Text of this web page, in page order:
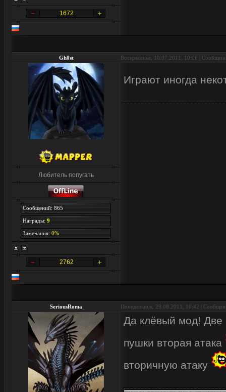
1672
Gh0st Воскресенье, 10.07.2011, 10:06 |
Любитель попугать
Сообщений: 865
Награды: 9
Замечания: 0%
2762
Играют иногда
SeriousRoma Понедельник, 29.08.2011, 10:42 |
Да клёвый мод! Две
пушки вторая атака
вторичную атаку